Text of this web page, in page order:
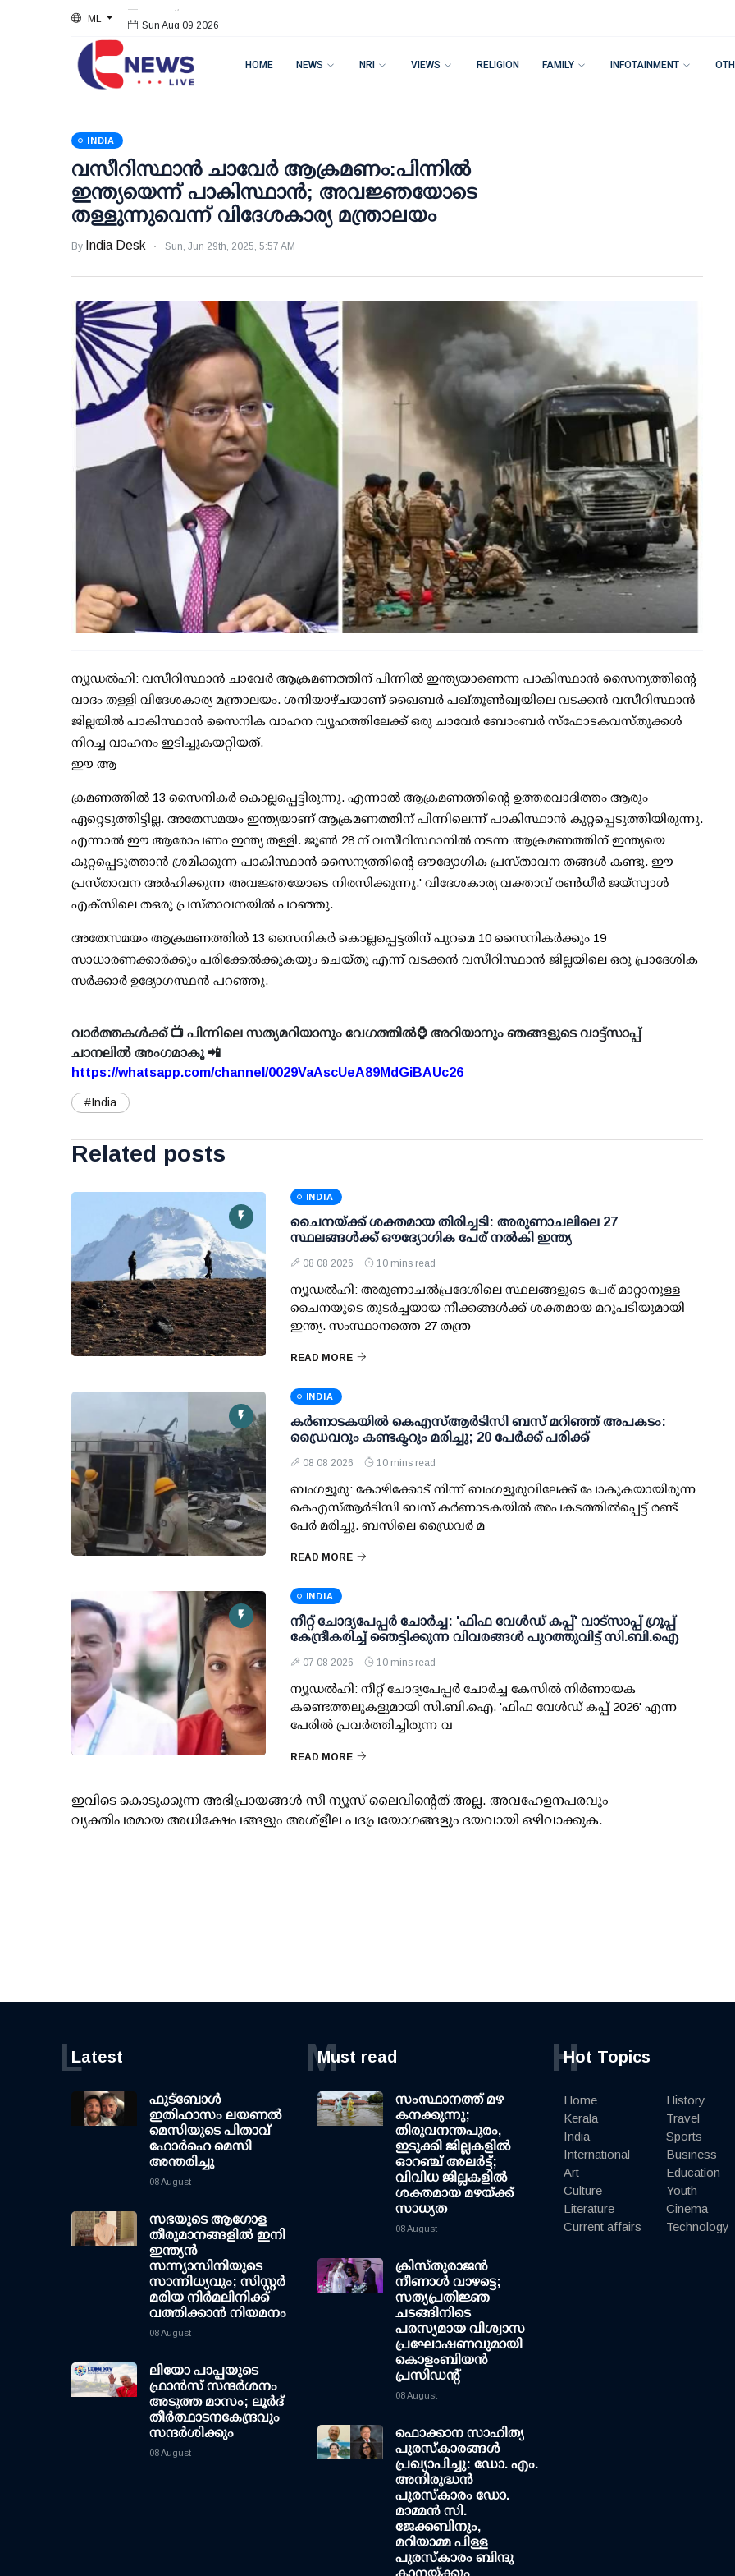
ML Sun Aug 09 2026
HOME NEWS NRI VIEWS RELIGION FAMILY INFOTAINMENT
INDIA
വസീറിസ്ഥാന്‍ ചാവേര്‍ ആക്രമണം:പിന്നില്‍
ഇന്ത്യയെന്ന് പാകിസ്ഥാന്‍; അവജ്ഞയോടെ
തള്ളുന്നുവെന്ന് വിദേശകാര്യ മന്ത്രാലയം
By India Desk Sun, Jun 29th, 2025, 5:57 AM
ന്യൂഡല്‍ഹി: വസീറിസ്ഥാന്‍ ചാവേര്‍ ആക്രമണത്തിന് പിന്നില്‍ ഇന്ത്യയാണെന്ന പാകിസ്ഥാന്‍ സൈന്യത്തിന്റെ
വാദം തള്ളി വിദേശകാര്യ മന്ത്രാലയം. ശനിയാഴ്ചയാണ് ഖൈബര്‍ പഖ്തൂണ്‍ഖ്വയിലെ വടക്കന്‍ വസീറിസ്ഥാന്‍
ജില്ലയില്‍ പാകിസ്ഥാന്‍ സൈനിക വാഹന വ്യൂഹത്തിലേക്ക് ഒരു ചാവേര്‍ ബോംബര്‍ സ്ഫോടകവസ്തുക്കള്‍
നിറച്ച വാഹനം ഇടിച്ചുകയറ്റിയത്.
ഈ ആ
ക്രമണത്തില്‍ 13 സൈനികര്‍ കൊല്ലപ്പെട്ടിരുന്നു. എന്നാല്‍ ആക്രമണത്തിന്റെ ഉത്തരവാദിത്തം ആരും
ഏറ്റെടുത്തിട്ടില്ല. അതേസമയം ഇന്ത്യയാണ് ആക്രമണത്തിന് പിന്നിലെന്ന് പാകിസ്ഥാന്‍ കുറ്റപ്പെടുത്തിയിരുന്നു.
എന്നാല്‍ ഈ ആരോപണം ഇന്ത്യ തള്ളി. ജൂണ്‍ 28 ന് വസീറിസ്ഥാനില്‍ നടന്ന ആക്രമണത്തിന് ഇന്ത്യയെ
കുറ്റപ്പെടുത്താന്‍ ശ്രമിക്കുന്ന പാകിസ്ഥാന്‍ സൈന്യത്തിന്റെ ഔദ്യോഗിക പ്രസ്താവന തങ്ങള്‍ കണ്ടു. ഈ
പ്രസ്താവന അര്‍ഹിക്കുന്ന അവജ്ഞയോടെ നിരസിക്കുന്നു.' വിദേശകാര്യ വക്താവ് രണ്‍ധീര്‍ ജയ്‌സ്വാള്‍
എക്‌സിലെ തഒരു പ്രസ്താവനയില്‍ പറഞ്ഞു.
അതേസമയം ആക്രമണത്തില്‍ 13 സൈനികര്‍ കൊല്ലപ്പെട്ടതിന് പുറമെ 10 സൈനികര്‍ക്കും 19
സാധാരണക്കാര്‍ക്കും പരിക്കേല്‍ക്കുകയും ചെയ്തു എന്ന് വടക്കന്‍ വസീറിസ്ഥാന്‍ ജില്ലയിലെ ഒരു പ്രാദേശിക
സര്‍ക്കാര്‍ ഉദ്യോഗസ്ഥന്‍ പറഞ്ഞു.
വാർത്തകൾക്ക് 📺 പിന്നിലെ സത്യമറിയാനും വേഗത്തിൽ⌚ അറിയാനും ഞങ്ങളുടെ വാട്ട്സാപ്പ്
ചാനലിൽ അംഗമാകൂ 📲
https://whatsapp.com/channel/0029VaAscUeA89MdGiBAUc26
#India
Related posts
INDIA
ചൈനയ്ക്ക് ശക്തമായ തിരിച്ചടി: അരുണാചലിലെ 27
സ്ഥലങ്ങള്‍ക്ക് ഔദ്യോഗിക പേര് നല്‍കി ഇന്ത്യ
08 08 2026 10 mins read
ന്യൂഡല്‍ഹി: അരുണാചല്‍പ്രദേശിലെ സ്ഥലങ്ങളുടെ പേര് മാറ്റാനുള്ള
ചൈനയുടെ തുടര്‍ച്ചയായ നീക്കങ്ങള്‍ക്ക് ശക്തമായ മറുപടിയുമായി
ഇന്ത്യ. സംസ്ഥാനത്തെ 27 തന്ത്ര
READ MORE
INDIA
കര്‍ണാടകയില്‍ കെഎസ്ആര്‍ടിസി ബസ് മറിഞ്ഞ് അപകടം:
ഡ്രൈവറും കണ്ടക്ടറും മരിച്ചു; 20 പേര്‍ക്ക് പരിക്ക്
08 08 2026 10 mins read
ബംഗളൂരു: കോഴിക്കോട് നിന്ന് ബംഗളൂരുവിലേക്ക് പോകുകയായിരുന്ന
കെഎസ്ആര്‍ടിസി ബസ് കര്‍ണാടകയില്‍ അപകടത്തില്‍പ്പെട്ട് രണ്ട്
പേര്‍ മരിച്ചു. ബസിലെ ഡ്രൈവര്‍ മ
READ MORE
INDIA
നീറ്റ് ചോദ്യപേപ്പര്‍ ചോര്‍ച്ച: 'ഫിഫ വേള്‍ഡ് കപ്പ്' വാട്സാപ്പ് ഗ്രൂപ്പ്
കേന്ദ്രീകരിച്ച് ഞെട്ടിക്കുന്ന വിവരങ്ങള്‍ പുറത്തുവിട്ട് സി.ബി.ഐ
07 08 2026 10 mins read
ന്യൂഡല്‍ഹി: നീറ്റ് ചോദ്യപേപ്പര്‍ ചോര്‍ച്ച കേസില്‍ നിര്‍ണായക
കണ്ടെത്തലുകളുമായി സി.ബി.ഐ. 'ഫിഫ വേള്‍ഡ് കപ്പ് 2026' എന്ന
പേരില്‍ പ്രവര്‍ത്തിച്ചിരുന്ന വ
READ MORE
ഇവിടെ കൊടുക്കുന്ന അഭിപ്രായങ്ങള്‍ സീ ന്യൂസ് ലൈവിന്റെത് അല്ല. അവഹേളനപരവും
വ്യക്തിപരമായ അധിക്ഷേപങ്ങളും അശ്‌ളീല പദപ്രയോഗങ്ങളും ദയവായി ഒഴിവാക്കുക.
Latest
L
ഫുട്ബോൾ
ഇതിഹാസം ലയണൽ
മെസിയുടെ പിതാവ്
ഹോർഹെ മെസി
അന്തരിച്ചു
08 August
സഭയുടെ ആഗോള
തീരുമാനങ്ങളിൽ ഇനി
ഇന്ത്യൻ
സന്ന്യാസിനിയുടെ
സാന്നിധ്യവും; സിസ്റ്റർ
മരിയ നിർമലിനിക്ക്
വത്തിക്കാൻ നിയമനം
08 August
ലിയോ പാപ്പയുടെ
ഫ്രാൻസ് സന്ദർശനം
അടുത്ത മാസം; ലൂർദ്
തീർത്ഥാടനകേന്ദ്രവും
സന്ദർശിക്കും
08 August
Must read
M
സംസ്ഥാനത്ത് മഴ
കനക്കുന്നു;
തിരുവനന്തപുരം,
ഇടുക്കി ജില്ലകളിൽ
ഓറഞ്ച് അലർട്ട്;
വിവിധ ജില്ലകളിൽ
ശക്തമായ മഴയ്ക്ക്
സാധ്യത
08 August
ക്രിസ്തുരാജൻ
നീണാൾ വാഴട്ടെ;
സത്യപ്രതിജ്ഞ
ചടങ്ങിനിടെ
പരസ്യമായ വിശ്വാസ
പ്രഘോഷണവുമായി
കൊളംബിയൻ
പ്രസിഡന്റ്
08 August
ഫൊക്കാന സാഹിത്യ
പുരസ്‌കാരങ്ങള്‍
പ്രഖ്യാപിച്ചു: ഡോ. എം.
അനിരുദ്ധന്‍
പുരസ്‌കാരം ഡോ.
മാമ്മന്‍ സി.
ജേക്കബിനും,
മറിയാമ്മ പിള്ള
പുരസ്‌കാരം ബിന്ദു
Hot Topics
H
Home
Kerala
India
International
Art
Culture
Literature
Current affairs
History
Travel
Sports
Business
Education
Youth
Cinema
Technology